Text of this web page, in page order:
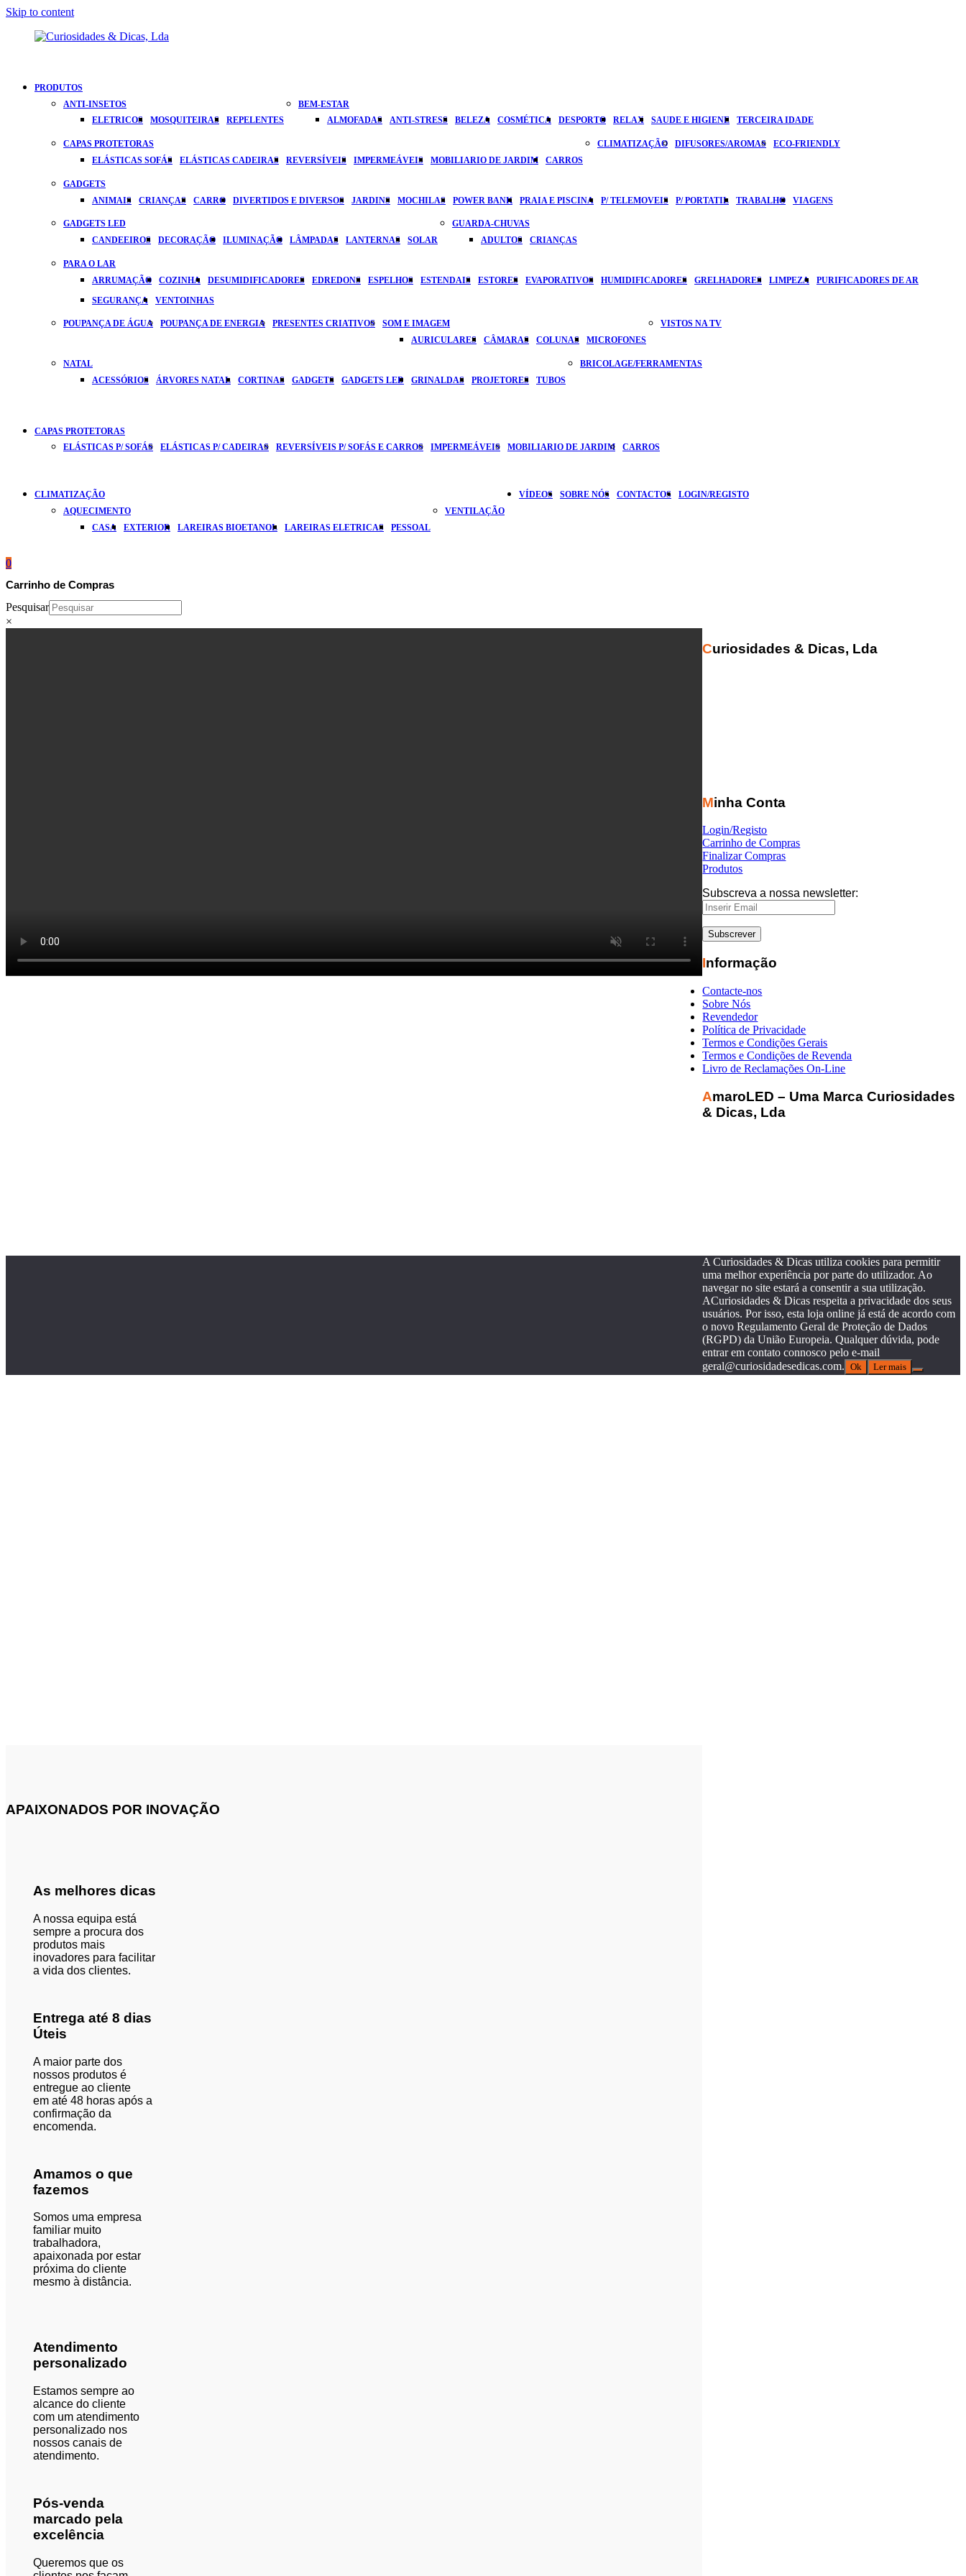
Skip to content
Curiosidades
Dicas,
Por
PRODUTOS
ANTI-INSETOS
ELETRICOS
MOSQUITEIRAS REPELENTES
BEM-ESTAR
ALMOFADAS
ANTI-STRESS BELEZA COSMÉTICA DESPORTO RELAX SAUDE E HIGIENE TERCEIRA IDADE
CAPAS PROTETORAS
ELÁSTICAS SOFÁS
ELÁSTICAS CADEIRAS REVERSÍVEIS IMPERMEÁVEIS MOBILIARIO DE JARDIM CARROS
CLIMATIZAÇÃO DIFUSORES/AROMAS ECO-FRIENDLY
GADGETS
ANIMAIS
CRIANÇAS CARRO DIVERTIDOS E DIVERSOS JARDINS MOCHILAS POWER BANK PRAIA E PISCINA P/ TELEMOVEIS P/ PORTATIL TRABALHO VIAGENS
GADGETS LED
CANDEEIROS
DECORAÇÃO ILUMINAÇÃO LÂMPADAS LANTERNAS SOLAR
GUARDA-CHUVAS
ADULTOS
CRIANÇAS
PARA O LAR
ARRUMAÇÃO
COZINHA DESUMIDIFICADORES EDREDONS ESPELHOS ESTENDAIS ESTORES EVAPORATIVOS HUMIDIFICADORES GRELHADORES LIMPEZA
PURIFICADORES DE AR
SEGURANÇA
VENTOINHAS
POUPANÇA DE ÁGUA POUPANÇA DE ENERGIA PRESENTES CRIATIVOS
SOM E IMAGEM
AURICULARES
CÂMARAS COLUNAS MICROFONES
VISTOS NA TV
NATAL
ACESSÓRIOS
ÁRVORES NATAL CORTINAS GADGETS GADGETS LED GRINALDAS PROJETORES TUBOS
BRICOLAGE/FERRAMENTAS
CAPAS PROTETORAS
ELÁSTICAS P/ SOFÁS
ELÁSTICAS P/ CADEIRAS REVERSÍVEIS P/ SOFÁS E CARROS IMPERMEÁVEIS MOBILIARIO DE JARDIM CARROS
CLIMATIZAÇÃO
AQUECIMENTO
CASA
EXTERIOR LAREIRAS BIOETANOL LAREIRAS ELETRICAS PESSOAL
VENTILAÇÃO
VÍDEOS SOBRE NÓS CONTACTOS LOGIN/REGISTO
0
Carrinho de Compras
Pesquisar
×
APAIXONADOS POR INOVAÇÃO
As melhores dicas
A nossa equipa está
sempre a procura dos
produtos mais
inovadores para facilitar
a vida dos clientes.
Entrega até 8 dias
Úteis
A maior parte dos
nossos produtos é
entregue ao cliente
em até 48horas após a
confirmação da
encomenda.
Amamos o que
fazemos
Somos uma empresa
familiarmuito
trabalhadora,
apaixonada por estar
próxima do cliente
mesmo à distância.
Atendimento
personalizado
Estamos sempre ao
alcance do cliente
com um atendimento
personalizado nos
nossos canais de
atendimento.
Pós-venda
marcado pela
excelência
Queremos que os
Curiosidades & Dicas, Lda
Minha Conta
Login/Registo
Carrinho de Compras
Finalizar Compras
Produtos
Subscreva a nossa newsletter:
Informação
Contacte-nos
Sobre Nós
Revendedor
Política de Privacidade
Termos e Condições Gerais
Termos e Condições de Revenda
Livro de Reclamações On-Line
AmaroLED – Uma Marca Curiosidades
& Dicas, Lda
A Curiosidades & Dicas utiliza cookies para permitir
uma melhor experiência por parte do utilizador. Ao
navegar no site estará a consentir a sua utilização.
ACuriosidades & Dicas respeita a privacidade dos seus
usuários. Por isso, esta loja online já está de acordo com
o novo Regulamento Geral de Proteção de Dados
(RGPD) da União Europeia. Qualquer dúvida, pode
entrar em contato connosco pelo e-mail
geral@curiosidadesedicas.com.
Ok Ler mais